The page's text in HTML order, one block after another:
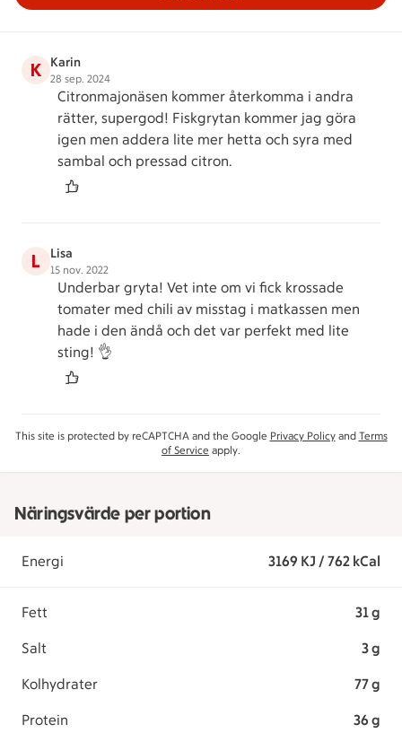
K Karin
28 sep. 2024
Citronmajonäsen kommer återkomma i andra
rätter, supergod! Fiskgrytan kommer jag göra
igen men addera lite mer hetta och syra med
sambal och pressad citron.
L Lisa
15 nov. 2022
Underbar gryta! Vet inte om vi fick krossade
tomater med chili av misstag i matkassen men
hade i den ändå och det var perfekt med lite
sting! 👌
This site is protected by reCAPTCHA and the Google Privacy Policyand Terms
of Service apply.
Näringsvärde per portion
Energi 3169 KJ / 762 kCal
Fett 31 g
Salt 3 g
Kolhydrater 77 g
Protein 36 g